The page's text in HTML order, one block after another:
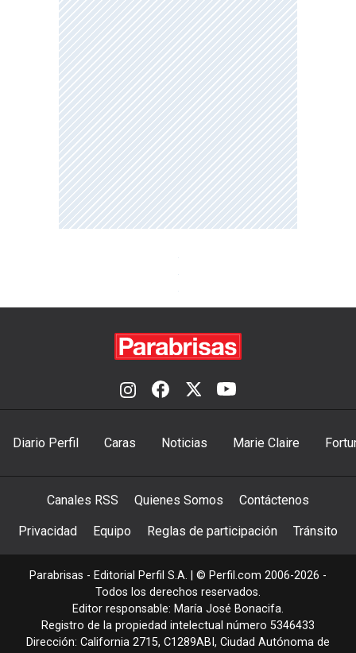
Diario Perfil Caras Noticias Marie Claire
Canales RSS Quienes Somos Contáctenos
Privacidad Equipo Reglas de participación Tránsito
Parabrisas - Editorial Perfil S.A. | © Perfil.com 2006-2026 -
Todos los derechos reservados.
Editor responsable: María José Bonacifa.
Registro de la propiedad intelectual número 5346433
Dirección: California 2715, C1289ABI , Ciudad Autónoma de